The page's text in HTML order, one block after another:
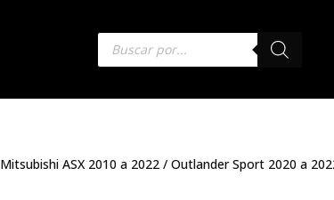
ASX 2010 a 2022 / Outlander Sport 2020 a